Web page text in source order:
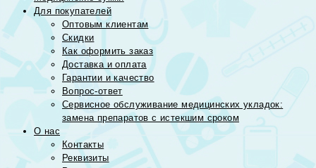
Для покупателей
Оптовым клиентам
Скидки
Как оформить заказ
Доставка и оплата
Гарантии и качество
Вопрос-ответ
Сервисное обслуживание медицинских укладок:
замена препаратов с истекшим сроком
О нас
Контакты
Реквизиты